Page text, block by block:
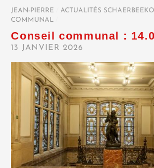
JEAN-PIERRE ACTUALITÉS
COMMUNAL
Conseil communal :
13 JANVIER 2026